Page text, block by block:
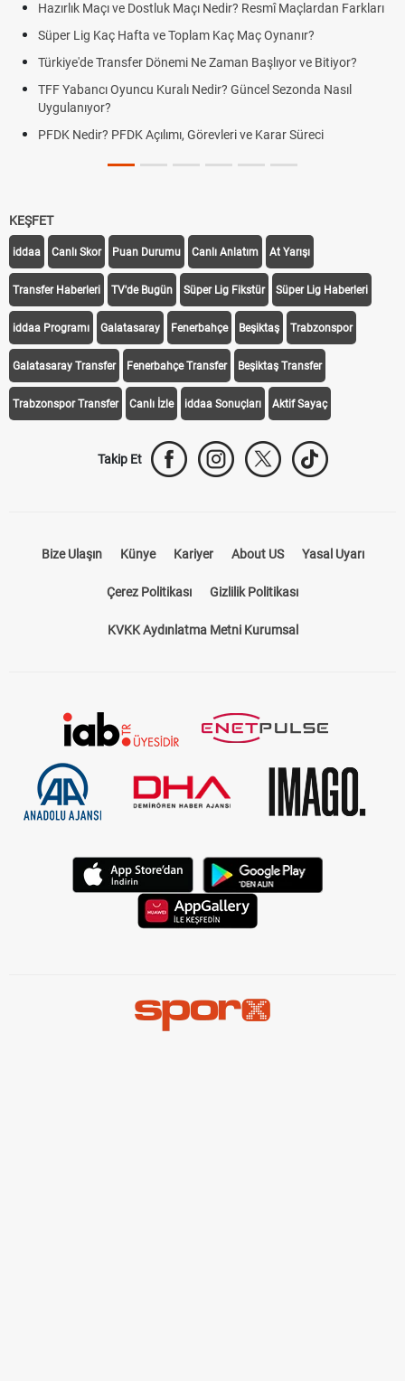
Hazırlık Maçı ve Dostluk Maçı Nedir? Resmî Maçlardan Farkları
Süper Lig Kaç Hafta ve Toplam Kaç Maç Oynanır?
Türkiye'de Transfer Dönemi Ne Zaman Başlıyor ve Bitiyor?
TFF Yabancı Oyuncu Kuralı Nedir? Güncel Sezonda Nasıl
Uygulanıyor?
PFDK Nedir? PFDK Açılımı, Görevleri ve Karar Süreci
KEŞFET
iddaa Canlı Skor Puan Durumu Canlı Anlatım At Yarışı
Transfer Haberleri TV'de Bugün Süper Lig Fikstür Süper Lig Haberleri
iddaa Programı Galatasaray Fenerbahçe Beşiktaş Trabzonspor
Galatasaray Transfer Fenerbahçe Transfer Beşiktaş Transfer
Trabzonspor Transfer Canlı İzle iddaa Sonuçları Aktif Sayaç
Takip Et
Bize Ulaşın Künye Kariyer About US Yasal Uyarı
Çerez Politikası Gizlilik Politikası
KVKK Aydınlatma Metni Kurumsal